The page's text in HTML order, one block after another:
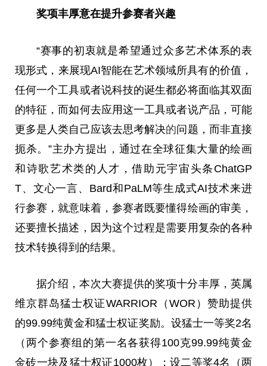
奖项丰厚意在提升参赛者兴趣
“赛事的初衷就是希望通过众多艺术体系的表
现形式，来展现AI智能在艺术领域所具有的价值，
任何一个工具或者说科技的诞生都必将面临其双面
的特征，而如何去应用这一工具或者说产品，可能
更多是人类自己应该去思考解决的问题，而非直接
扼杀。”主办方提出 ，通过在全球征集大量的绘画
和诗歌艺术类的人才，借助 元宇宙 头条ChatGP
T、文心一言、Bard和PaLM等生成式AI技术来进
行参赛，就意味着，参赛者既要懂得绘画的审美，
还要擅长描述，因为这个过程是需要用复杂的各种
技术转换得到的结果。
据介绍，本次大赛提供的奖项十分丰厚，英属
维京群岛猛士权证WARRIOR（WOR）赞助提供
的99.99纯黄金和猛士权证奖励。设猛士一等奖2名
（两个参赛组的第一名各获得100克99.99纯黄金
金砖一块及猛士权证1000枚）；设二等奖4名（两